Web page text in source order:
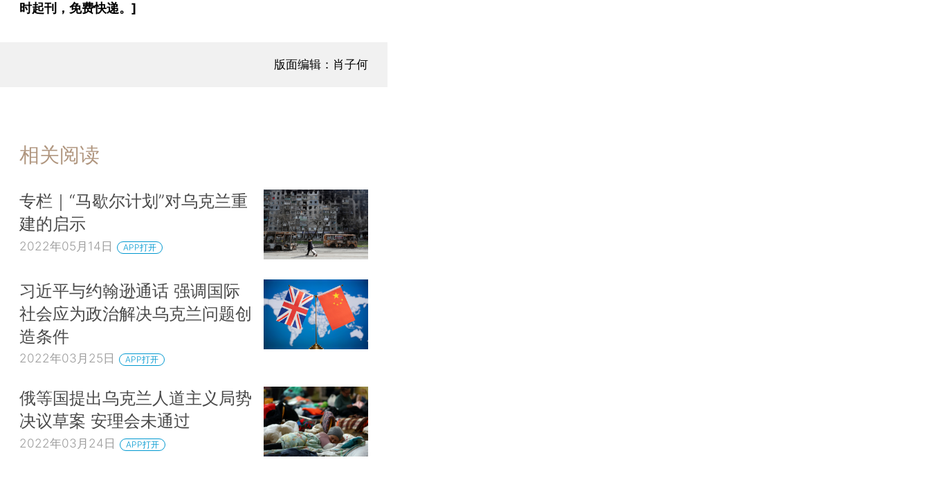
时起刊，免费快递。]
版面编辑：肖子何
相关阅读
专栏｜“马歇尔计划”对乌克兰重
建的启示
2022年05月14日 APP打开
习近平与约翰逊通话 强调国际
社会应为政治解决乌克兰问题创
造条件
2022年03月25日 APP打开
俄等国提出乌克兰人道主义局势
决议草案 安理会未通过
2022年03月24日 APP打开